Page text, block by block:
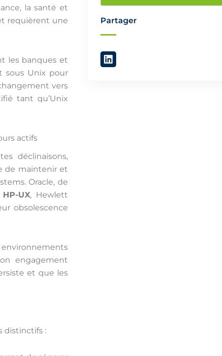
la santé et
requièrent une
les banques et
sous Unix pour
vers
tant qu’Unix
actifs
déclinaisons,
de maintenir et
Oracle, de
HP-UX, Hewlett
obsolescence
engagement
et que les
distinctifs :
Partager
L
i